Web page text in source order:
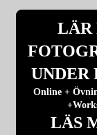
LÄR
UNDER
Online +
LÄS